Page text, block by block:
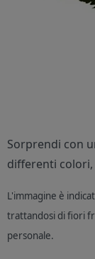
Sorprendi con
differenti
L'immagine è
trattandosi di fiori
personale.